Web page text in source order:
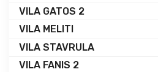
VILA GATOS 2
VILA MELITI
VILA STAVRULA
VILA FANIS 2